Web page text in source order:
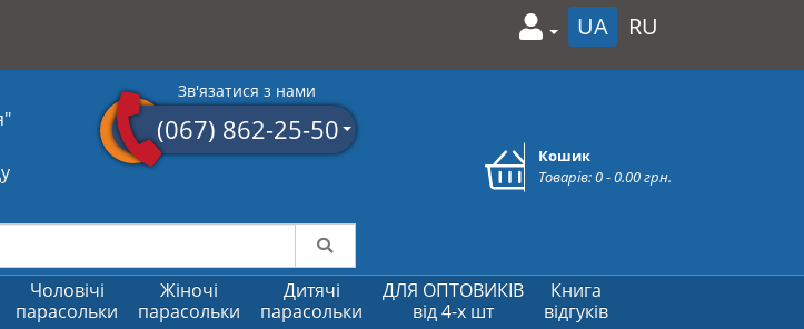
UA RU
Зв'язатися з нами
(067) 862-25-50
Кошик
Товарів: 0 - 0.00 грн.
Чоловічі
парасольки
Жіночі
парасольки
Дитячі
парасольки
ДЛЯ ОПТОВИКІВ
від 4-х шт
Книга
відгуків